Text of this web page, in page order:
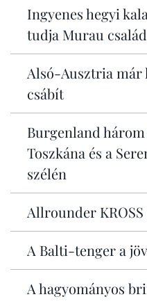
Ingyenes hegyi
tudja Murau
Alsó-Ausztria már
csábít
Burgenland
Toszkána és a
szélén
Allrounder
A Balti-tenger a
A hagyományos